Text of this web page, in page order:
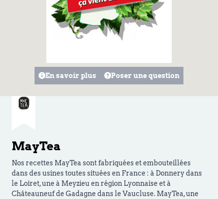
En savoir plus Poser une question
MayTea
Nos recettes MayTea sont fabriquées et embouteillées
dans des usines toutes situées en France : à Donnery dans
le Loiret, une à Meyzieu en région Lyonnaise et à
Châteauneuf de Gadagne dans le Vaucluse. MayTea, une